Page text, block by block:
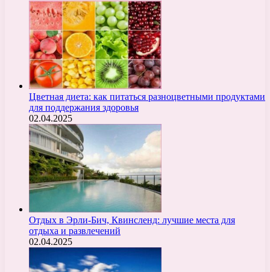
Цветная диета: как питаться разноцветными продуктами
для поддержания здоровья
02.04.2025
Отдых в Эрли-Бич, Квинсленд: лучшие места для
отдыха и развлечений
02.04.2025